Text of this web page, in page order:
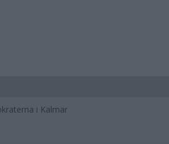
i Kalmar